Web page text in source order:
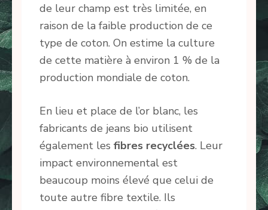
de leur champ est très limitée, en
raison de la faible production de ce
type de coton. On estime la culture
de cette matière à environ 1 % de la
production mondiale de coton.
En lieu et place de l’or blanc, les
fabricants de jeans bio utilisent
également les fibres recyclées. Leur
impact environnemental est
beaucoup moins élevé que celui de
toute autre fibre textile. Ils